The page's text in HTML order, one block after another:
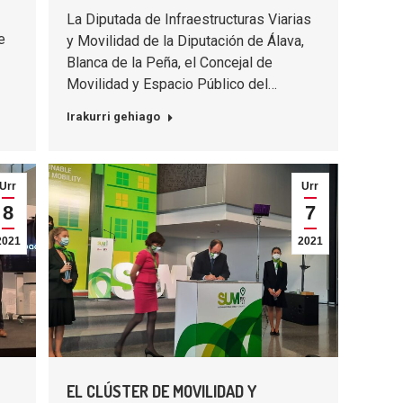
La Diputada de Infraestructuras Viarias
y Movilidad de la Diputación de Álava,
Blanca de la Peña, el Concejal de
Movilidad y Espacio Público del…
Irakurri gehiago
Urr
8
Urr
7
2021
EL CLÚSTER DE MOVILIDAD Y